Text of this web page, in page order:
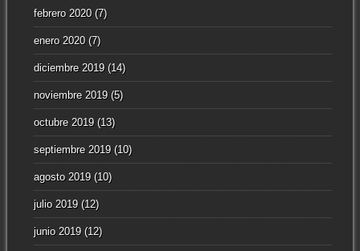
febrero 2020(7)
enero 2020(7)
diciembre 2019(14)
noviembre 2019(5)
octubre 2019(13)
septiembre 2019(10)
agosto 2019(10)
julio 2019(12)
junio 2019(12)